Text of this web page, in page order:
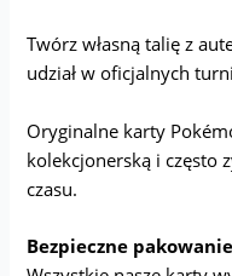
Twórz własną talię z
udział w oficjalnych
Oryginalne karty
kolekcjonerską i często
czasu.
Bezpieczne pakowanie